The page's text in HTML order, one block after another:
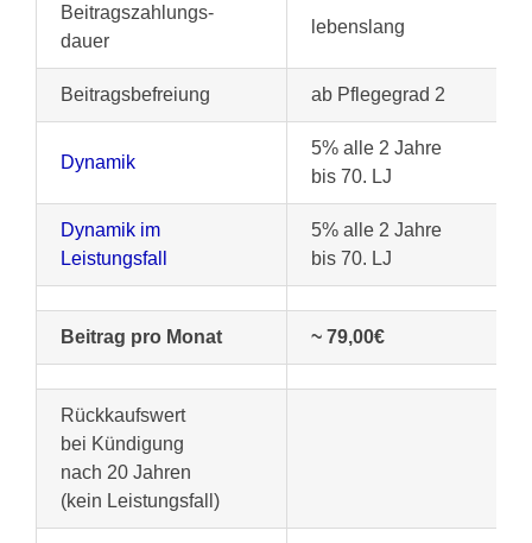
Beitragszahlungs-
dauer
lebenslang
Beitragsbefreiung ab Pflegegrad 2
Dynamik
5% alle 2 Jahre
bis 70. LJ
Dynamik im
Leistungsfall
5% alle 2 Jahre
bis 70. LJ
Beitrag pro Monat ~ 79,00€
Rückkaufswert
bei Kündigung
nach 20 Jahren
(kein Leistungsfall)